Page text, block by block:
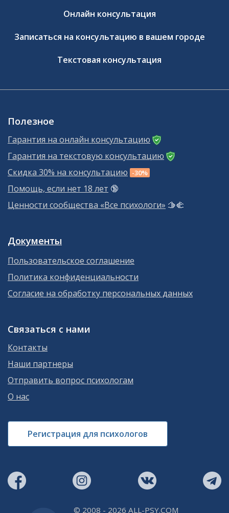
Онлайн консультация
Записаться на консультацию в вашем городе
Текстовая консультация
Полезное
Гарантия на онлайн консультацию
Гарантия на текстовую консультацию
Скидка 30% на консультацию -30%
Помощь, если нет 18 лет 🔞
Ценности сообщества «Все психологи» 🫱‍🫲
Документы
Пользовательское соглашение
Политика конфиденциальности
Согласие на обработку персональных данных
Связаться с нами
Контакты
Наши партнеры
Отправить вопрос психологам
О нас
Регистрация для психологов
© 2008 - 2026 ALL-PSY.COM